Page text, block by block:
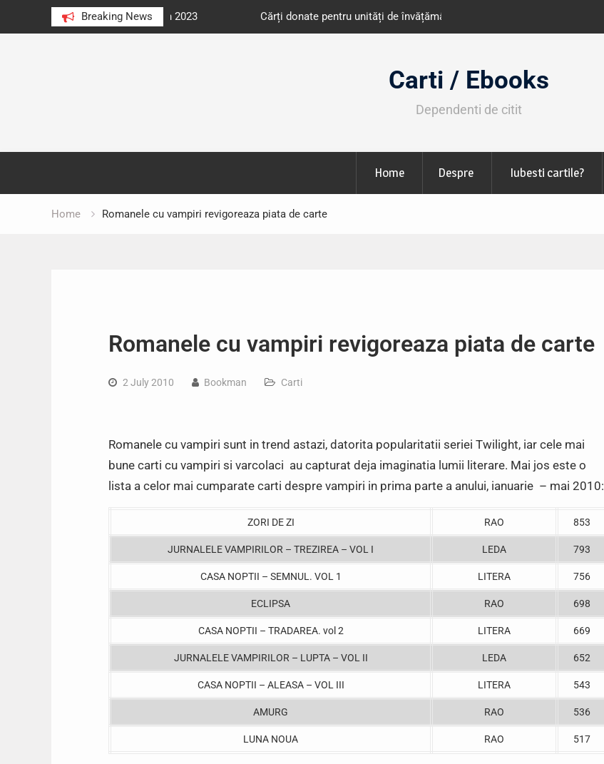
Breaking News
au citit românii în 2023 Cărți donate pentru unități de învățământ din România
octombrie
Carti / Ebooks
Dependenti de citit
Home Despre Iubesti cartile?
Home Romanele cu vampiri revigoreaza piata de carte
Romanele cu vampiri revigoreaza piata de carte
2 July 2010 Bookman Carti
Romanele cu vampiri sunt in trend astazi, datorita popularitatii seriei Twilight, iar cele mai
bune carti cu vampiri si varcolaci au capturat deja imaginatia lumii literare. Mai jos este o
lista a celor mai cumparate carti despre vampiri in prima parte a anului, ianuarie – mai 2010:
ZORI DE ZI RAO 853
JURNALELE VAMPIRILOR – TREZIREA – VOL I LEDA 793
CASA NOPTII – SEMNUL. VOL 1 LITERA 756
ECLIPSA RAO 698
CASA NOPTII – TRADAREA. vol 2 LITERA 669
JURNALELE VAMPIRILOR – LUPTA – VOL II LEDA 652
CASA NOPTII – ALEASA – VOL III LITERA 543
AMURG RAO 536
LUNA NOUA RAO 517